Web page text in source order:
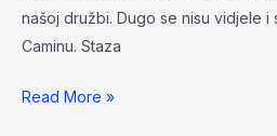
našoj družbi. Dugo se nisu vidjele i
Caminu. Staza
Read More »